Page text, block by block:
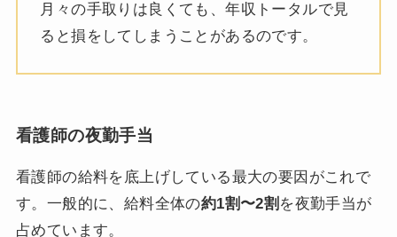
月々の手取りは良くても、年収トータルで見
ると損をしてしまうことがあるのです。
看護師の夜勤手当
看護師の給料を底上げしている最大の要因がこれで
す。一般的に、給料全体の約1割〜2割 を夜勤手当が
占めています。